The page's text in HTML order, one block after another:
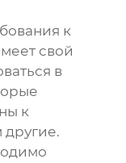
к
свой
в
к
другие.